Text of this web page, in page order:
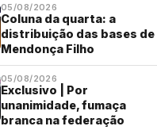
05/08/2026
Coluna da quarta: a
distribuição das bases de
Mendonça Filho
05/08/2026
Exclusivo | Por
unanimidade, fumaça
branca na federação